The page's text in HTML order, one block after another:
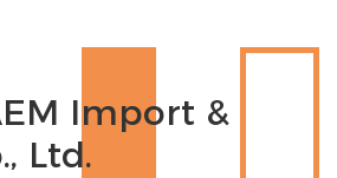
Import &
Ltd.